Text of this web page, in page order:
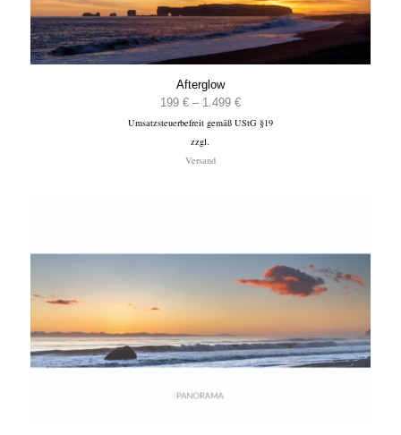
Afterglow
199 € – 1.499 €Preisspanne:
199 €
Umsatzsteuerbefreit gemäß UStG §19
zzgl.
Versand